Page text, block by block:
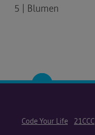
5 | Blumen
Code Your Life 21CCC